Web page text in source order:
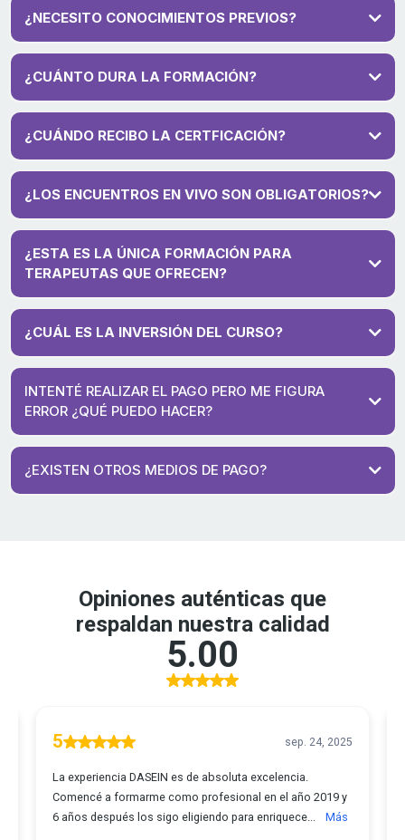
¿NECESITO CONOCIMIENTOS PREVIOS?
¿CUÁNTO DURA LA FORMACIÓN?
completar la formación.
¿CUÁNDO RECIBO LA CERTFICACIÓN?
¿LOS ENCUENTROS EN VIVO SON OBLIGATORIOS?
¿ESTA ES LA ÚNICA FORMACIÓN PARA
TERAPEUTAS QUE OFRECEN?
Certificación Internacional
Certificación en Consciencia Terapéutica Integral (CTI)
triple
aval internacional
MÁS INFORMACIÓN 👉
¿CUÁL ES LA INVERSIÓN DEL CURSO?
Ten en cuenta que este valor corresponde a una promoción de
lanzamiento, válida por tiempo limitado.
INTENTÉ REALIZAR EL PAGO PERO ME FIGURA
ERROR ¿QUÉ PUEDO HACER?
¿EXISTEN OTROS MEDIOS DE PAGO?